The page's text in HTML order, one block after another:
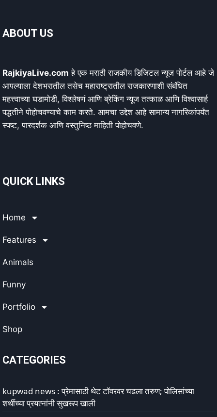
ABOUT US
RajkiyaLive.com हे एक मराठी राजकीय डिजिटल न्यूज पोर्टल आहे जे
आपल्याला देशभरातील तसेच महाराष्ट्रातील राजकारणाशी संबंधित
महत्त्वाच्या घडामोडी, विश्लेषणं आणि ब्रेकिंग न्यूज तत्काळ आणि विश्वासार्ह
पद्धतीने पोहोचवण्याचे काम करते. आमचा उद्देश आहे सामान्य नागरिकांपर्यंत
स्पष्ट, पारदर्शक आणि वस्तुनिष्ठ माहिती पोहोचवणे.
QUICK LINKS
Home
Features
Animals
Funny
Portfolio
Shop
CATEGORIES
kupwad news : प्रेमासाठी थेट टॉवरवर चढला तरुण; पोलिसांच्या
शर्थीच्या प्रयत्नांनी सुखरूप खाली